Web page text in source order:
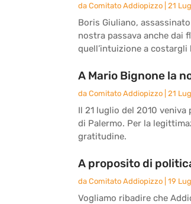
da Comitato Addiopizzo 21
Boris Giuliano,
nostra passava anche dai
quell’intuizione a costargli
A Mario Bignone la
da Comitato Addiopizzo 21
Il 21 luglio del 2010
di Palermo. Per la
gratitudine.
A proposito di
da Comitato Addiopizzo 19
Vogliamo ribadire che